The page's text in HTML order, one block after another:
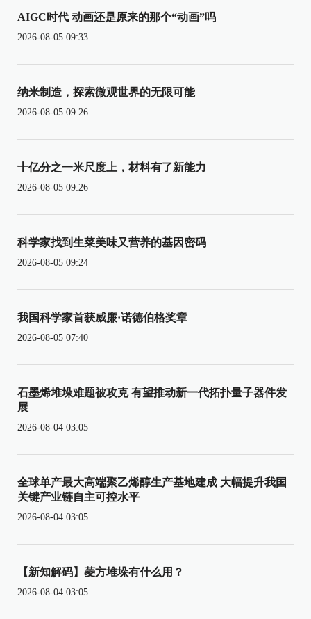
AIGC时代 动画还是原来的那个“动画”吗
2026-08-05 09:33
纳米制造，探索微观世界的无限可能
2026-08-05 09:26
十亿分之一米尺度上，材料有了新能力
2026-08-05 09:26
科学家找到生菜美味又营养的基因密码
2026-08-05 09:24
我国科学家首获威廉·诺德伯格奖章
2026-08-05 07:40
石墨烯堆垛难题被攻克 有望推动新一代拓扑量子器件发
展
2026-08-04 03:05
全球单产最大高端聚乙烯醇生产基地建成 大幅提升我国
关键产业链自主可控水平
2026-08-04 03:05
【新知解码】菱方堆垛有什么用？
2026-08-04 03:05